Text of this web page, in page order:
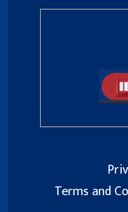
Terms and